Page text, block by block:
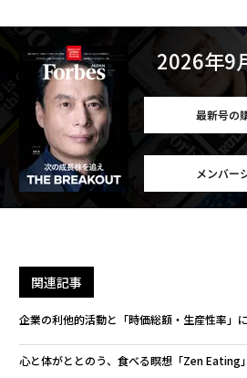
2026年9
最新号の
メンバー
関連記事
企業の利他的活動と「時価総額・生産性率」
心と体がととのう、食べる瞑想「Zen Eating